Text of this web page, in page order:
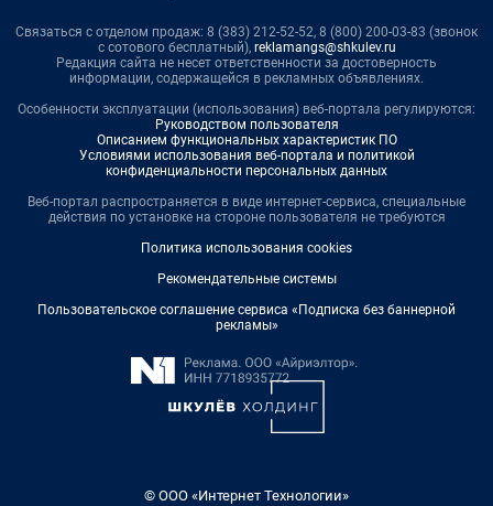
Связаться с отделом продаж: 8 (383) 212-52-52, 8 (800) 200-03-83 (звонок
с сотового бесплатный), reklamangs@shkulev.ru
Редакция сайта не несет ответственности за достоверность
информации, содержащейся в рекламных объявлениях.
Особенности эксплуатации (использования) веб-портала регулируются:
Руководством пользователя
Описанием функциональных характеристик ПО
Условиями использования веб-портала и политикой
конфиденциальности персональных данных
Веб-портал распространяется в виде интернет-сервиса, специальные
действия по установке на стороне пользователя не требуются
Политика использования cookies
Рекомендательные системы
Пользовательское соглашение сервиса «Подписка без баннерной
рекламы»
© ООО «Интернет Технологии»